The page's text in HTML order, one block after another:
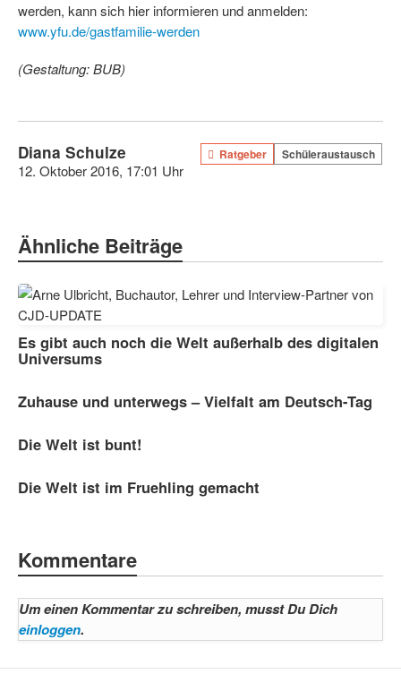
werden, kann sich hier informieren und anmelden:
www.yfu.de/gastfamilie-werden
(Gestaltung: BUB)
Diana Schulze
12. Oktober 2016, 17:01 Uhr
Ratgeber Schüleraustausch
Ähnliche Beiträge
Es gibt auch noch die Welt außerhalb des digitalen
Universums
Zuhause und unterwegs – Vielfalt am Deutsch-Tag
Die Welt ist bunt!
Die Welt ist im Fruehling gemacht
Kommentare
Um einen Kommentar zu schreiben, musst Du Dich
einloggen.